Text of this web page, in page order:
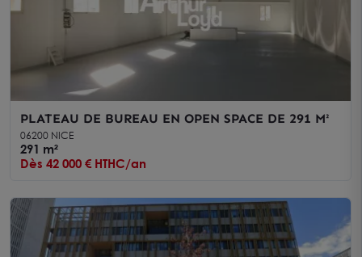
PLATEAU DE BUREAU EN OPEN SPACE DE 291 M²
06200 NICE
291 m²
Dès 42 000 € HTHC/an